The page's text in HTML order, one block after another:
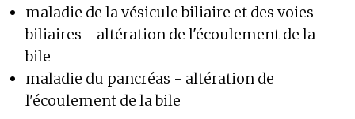
maladie de la vésicule biliaire et des voies
biliaires - altération de l'écoulement de la
bile
maladie du pancréas - altération de
l'écoulement de la bile